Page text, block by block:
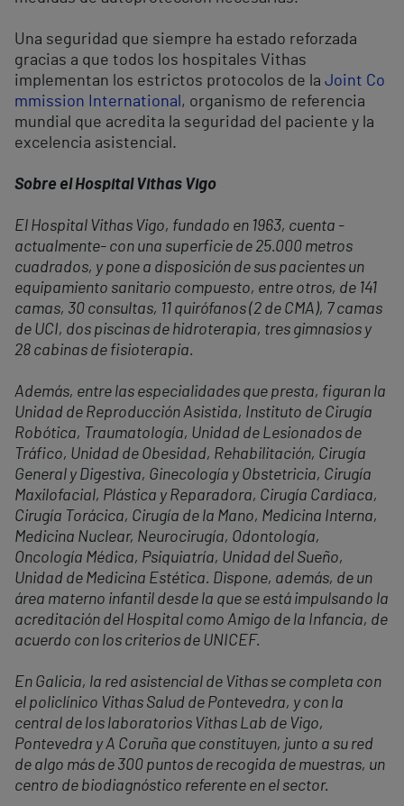
Una seguridad que siempre ha estado reforzada
gracias a que todos los hospitales Vithas
implementan los estrictos protocolos de la Joint Co
mmission International , organismo de referencia
mundial que acredita la seguridad del paciente y la
excelencia asistencial.
Sobre el Hospital Vithas Vigo
El Hospital Vithas Vigo, fundado en 1963, cuenta -
actualmente- con una superficie de 25.000 metros
cuadrados, y pone a disposición de sus pacientes un
equipamiento sanitario compuesto, entre otros, de 141
camas, 30 consultas, 11 quirófanos (2 de CMA), 7 camas
de UCI, dos piscinas de hidroterapia, tres gimnasios y
28 cabinas de fisioterapia.
Además, entre las especialidades que presta, figuran la
Unidad de Reproducción Asistida, Instituto de Cirugía
Robótica, Traumatología, Unidad de Lesionados de
Tráfico, Unidad de Obesidad, Rehabilitación, Cirugía
General y Digestiva, Ginecología y Obstetricia, Cirugía
Maxilofacial, Plástica y Reparadora, Cirugía Cardiaca,
Cirugía Torácica, Cirugía de la Mano, Medicina Interna,
Medicina Nuclear, Neurocirugía, Odontología,
Oncología Médica, Psiquiatría, Unidad del Sueño,
Unidad de Medicina Estética. Dispone, además, de un
área materno infantil desde la que se está impulsando la
acreditación del Hospital como Amigo de la Infancia, de
acuerdo con los criterios de UNICEF.
En Galicia, la red asistencial de Vithas se completa con
el policlínico Vithas Salud de Pontevedra, y con la
central de los laboratorios Vithas Lab de Vigo,
Pontevedra y A Coruña que constituyen, junto a su red
de algo más de 300 puntos de recogida de muestras, un
centro de biodiagnóstico referente en el sector.